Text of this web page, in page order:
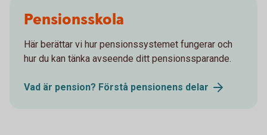
Pensionsskola
Här berättar vi hur pensionssystemet fungerar och
hur du kan tänka avseende ditt pensionssparande.
Vad är pension? Förstå pensionens delar